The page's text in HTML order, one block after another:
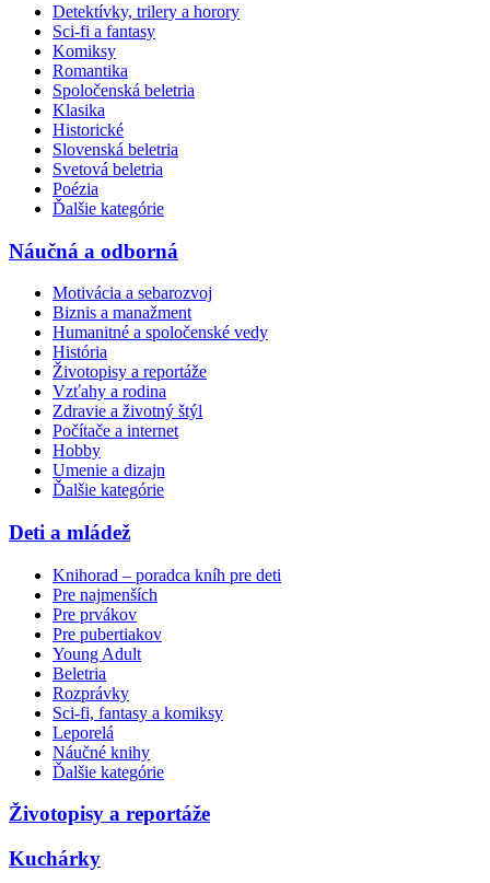
Detektívky, trilery a horory
Sci-fi a fantasy
Komiksy
Romantika
Spoločenská beletria
Klasika
Historické
Slovenská beletria
Svetová beletria
Poézia
Ďalšie kategórie
Náučná a odborná
Motivácia a sebarozvoj
Biznis a manažment
Humanitné a spoločenské vedy
História
Životopisy a reportáže
Vzťahy a rodina
Zdravie a životný štýl
Počítače a internet
Hobby
Umenie a dizajn
Ďalšie kategórie
Deti a mládež
Knihorad – poradca kníh pre deti
Pre najmenších
Pre prvákov
Pre pubertiakov
Young Adult
Beletria
Rozprávky
Sci-fi, fantasy a komiksy
Leporelá
Náučné knihy
Ďalšie kategórie
Životopisy a reportáže
Kuchárky